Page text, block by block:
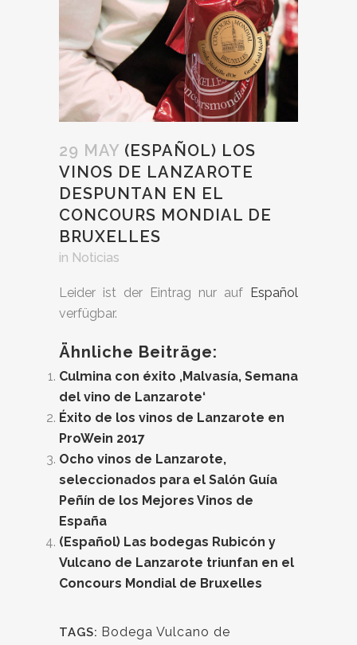
29 MAY (ESPAÑOL) LOS
VINOS DE LANZAROTE
DESPUNTAN EN EL
CONCOURS MONDIAL DE
BRUXELLES
in Noticias
Leider ist der Eintrag nur auf Español
verfügbar.
Ähnliche Beiträge:
Culmina con éxito ‚Malvasía, Semana
del vino de Lanzarote‘
Éxito de los vinos de Lanzarote en
ProWein 2017
Ocho vinos de Lanzarote,
seleccionados para el Salón Guía
Peñín de los Mejores Vinos de
España
(Español) Las bodegas Rubicón y
Vulcano de Lanzarote triunfan en el
Concours Mondial de Bruxelles
TAGS: Bodega Vulcano de